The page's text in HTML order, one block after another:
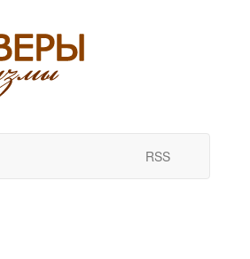
RSS